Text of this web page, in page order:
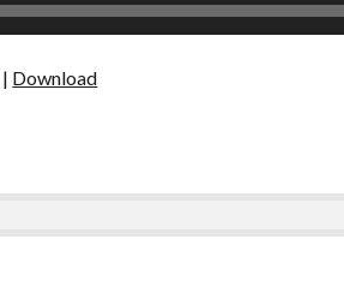
| Download